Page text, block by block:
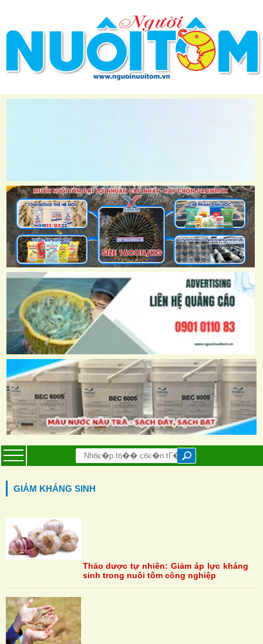
GIẢM KHÁNG SINH
Thảo dược tự nhiên: Giảm áp lực kháng
sinh trong nuôi tôm công nghiệp